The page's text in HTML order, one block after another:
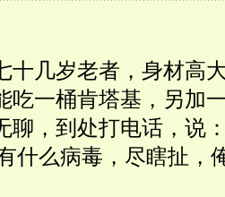
十几岁老者，身材高
吃一桶肯塔基，另加
聊，到处打电话，说
什么病毒，尽瞎扯，